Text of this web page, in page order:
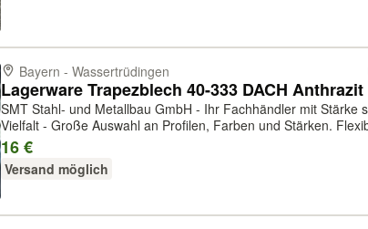
Bayern - Wassertrüdingen
SMT Stahl- und Metallbau GmbH - Ihr Fachhändler mit Stärke
Vielfalt - Große Auswahl an Profilen, Farben und Stärken.
Einzelbleche und in großen Mengen erhältlich. Service -
16 €
Versand möglich